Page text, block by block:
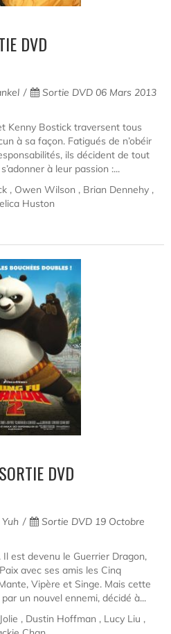
DVD
Sortie DVD 06 Mars 2013
Kenny Bostick traversent tous
à sa façon. Fatigués de n’obéir
ils décident de tout
à leur passion :...
, Owen Wilson , Brian Dennehy ,
Huston
DVD
Sortie DVD 19 Octobre
est devenu le Guerrier Dragon,
avec ses amis les Cinq
Vipère et Singe. Mais cette
un nouvel ennemi, décidé à...
, Dustin Hoffman , Lucy Liu ,